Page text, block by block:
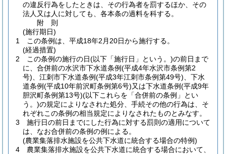
の違反行為をしたときは、その行為者を罰するほか、その
法人又は人に対しても、各本条の過料を科する。
附 則
(施行期日)
1
この条例は、平成18年2月20日から施行する。
(経過措置)
2
この条例の施行の日(以下「施行日」という。)の前日まで
に、合併前の水沢市下水道条例(平成4年水沢市条例第2
号) 、江刺市下水道条例(平成3年江刺市条例第49号) 、下水
道条例(平成10年前沢町条例第6号)又は下水道条例(平成9年
胆沢町条例第13号)(以下これらを「合併前の条例」とい
う。)の規定によりなされた処分、手続その他の行為は、そ
れぞれこの条例の相当規定によりなされたものとみなす。
3
施行日の前日までにした行為に対する罰則の適用について
は、なお合併前の条例の例による。
(農業集落排水施設を公共下水道に統合する場合の特例)
4
農業集落排水施設を公共下水道に統合する場合において、